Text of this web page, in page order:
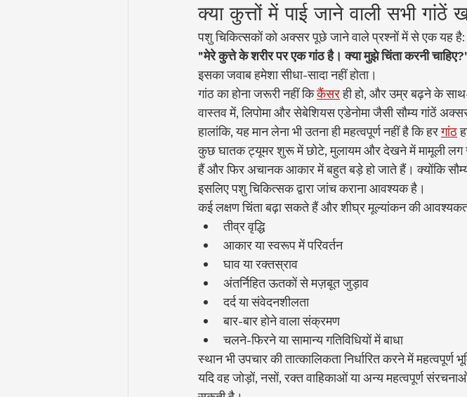
क्या कुत्तों में पाई जाने वाली सभी गांठें
पशु चिकित्सकों को अक्सर पूछे जाने वाले प्रश्नों में से एक यह है:
"मेरे कुत्ते के शरीर पर एक गांठ है। क्या मुझे चिंता करनी
इसका जवाब हमेशा सीधा-सादा नहीं होता।
गांठ का होना जरूरी नहीं कि कैंसर ही हो, और उम्र बढ़ने के साथ-
वास्तव में, लिपोमा और सेबेशियस एडेनोमा जैसी सौम्य गांठें
हालांकि, यह मान लेना भी उतना ही महत्वपूर्ण नहीं है कि हर गांठ
कुछ घातक ट्यूमर शुरू में छोटे, मुलायम और देखने में मामूली लग
हैं और फिर अचानक आकार में बहुत बड़े हो जाते हैं। क्योंकि
इसलिए पशु चिकित्सक द्वारा जांच कराना आवश्यक है।
कई लक्षण चिंता बढ़ा सकते हैं और शीघ्र मूल्यांकन की
तीव्र वृद्धि
आकार या स्वरूप में परिवर्तन
घाव या रक्तस्राव
अंतर्निहित ऊतकों से मज़बूत जुड़ाव
दर्द या संवेदनशीलता
बार-बार होने वाला संक्रमण
चलने-फिरने या सामान्य गतिविधियों में बाधा
स्थान भी उपचार की तात्कालिकता निर्धारित करने में
यदि वह जोड़ों, नसों, रक्त वाहिकाओं या अन्य महत्वपूर्ण